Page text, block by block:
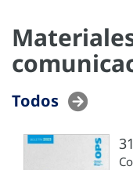
Todos